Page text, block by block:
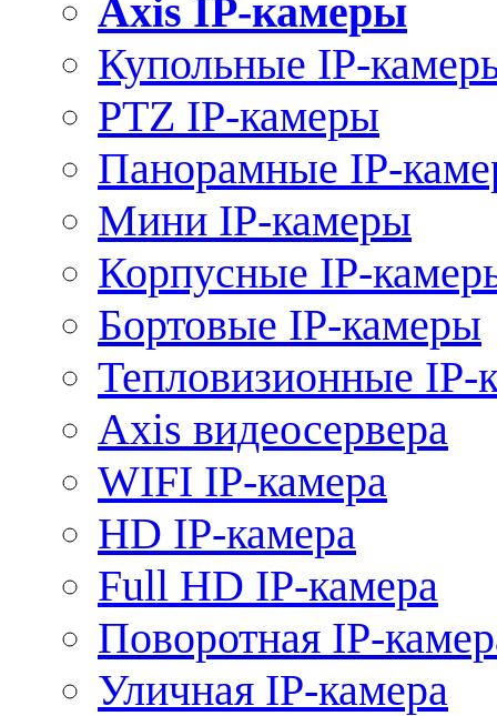
Axis IP-камеры
Купольные IP-
PTZ IP-камеры
Панорамные IP-
Мини IP-камеры
Корпусные IP-
Бортовые IP-камеры
Тепловизионные IP-
Axis видеосервера
WIFI IP-камера
HD IP-камера
Full HD IP-камера
Поворотная IP-
Уличная IP-камера